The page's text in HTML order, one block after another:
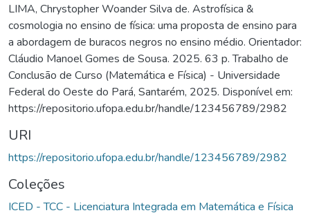
LIMA, Chrystopher Woander Silva de. Astrofísica &
cosmologia no ensino de física: uma proposta de ensino para
a abordagem de buracos negros no ensino médio. Orientador:
Cláudio Manoel Gomes de Sousa. 2025. 63 p. Trabalho de
Conclusão de Curso (Matemática e Física) - Universidade
Federal do Oeste do Pará, Santarém, 2025. Disponível em:
https://repositorio.ufopa.edu.br/handle/123456789/2982
URI
https://repositorio.ufopa.edu.br/handle/123456789/2982
Coleções
ICED - TCC - Licenciatura Integrada em Matemática e Física